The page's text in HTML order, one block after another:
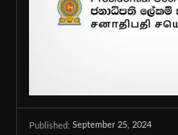
Published: September 25, 2024